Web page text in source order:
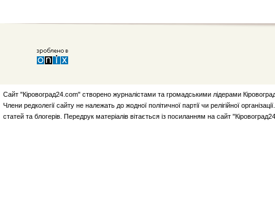
Сайт "Кіровоград24.com" створено журналістами та громадськими лідерами
Члени редколегії сайту не належать до жодної політичної партії чи релігійної
статей та блогерів. Передрук матеріалів вітається із посиланням на сайт